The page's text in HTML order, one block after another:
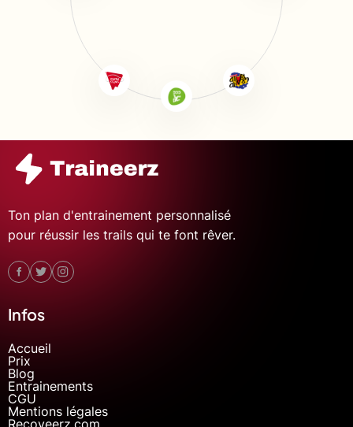
Ton plan d'entrainement personnalisé
pour réussir les trails qui te font rêver.
Infos
Accueil
Prix
Blog
Entrainements
CGU
Mentions légales